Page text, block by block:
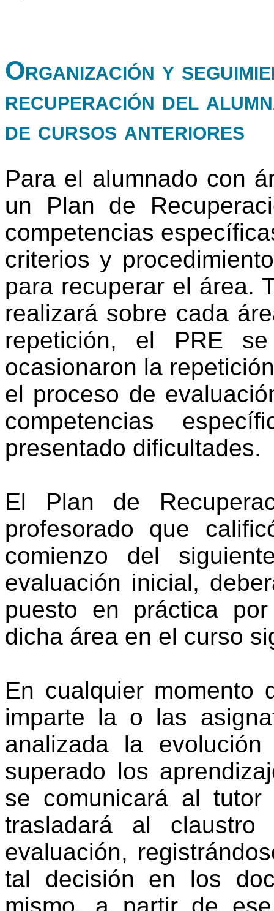
Organización y
recuperación del
de cursos anteriores
Para el alumnado con
un Plan de
competencias
criterios y
para recuperar el área.
realizará sobre cada
repetición, el PRE
ocasionaron la
el proceso de
competencias
presentado dificultades.
El Plan de
profesorado que
comienzo del
evaluación inicial,
puesto en práctica
dicha área en el curso
En cualquier momento
imparte la o las
analizada la
superado los
se comunicará al
trasladará al
evaluación,
tal decisión en los